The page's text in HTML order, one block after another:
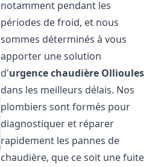
notamment pendant les
périodes de froid, et nous
sommes déterminés à vous
apporter une solution
d'urgence chaudière Ollioules
dans les meilleurs délais. Nos
plombiers sont formés pour
diagnostiquer et réparer
rapidement les pannes de
chaudière, que ce soit une fuite